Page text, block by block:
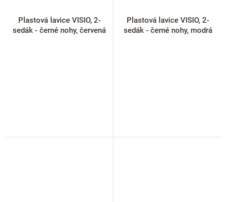
Plastová lavice VISIO, 2-
sedák - černé nohy, červená
Plastová lavice VISIO, 2-
sedák - černé nohy, modrá